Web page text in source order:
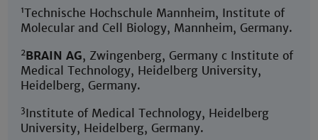
1Technische Hochschule Mannheim, Institute of
Molecular and Cell Biology, Mannheim, Germany.
2BRAIN AG, Zwingenberg, Germany c Institute of
Medical Technology, Heidelberg University,
Heidelberg, Germany.
3Institute of Medical Technology, Heidelberg
University, Heidelberg, Germany.